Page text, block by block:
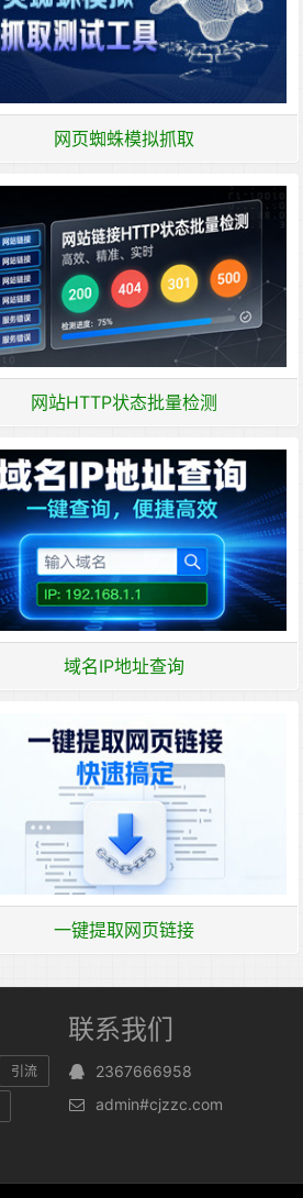
网页蜘蛛模拟抓取
网站HTTP状态批量检测
域名IP地址查询
一键提取网页链接
引流
联系我们
2367666958
admin#cjzzc.com